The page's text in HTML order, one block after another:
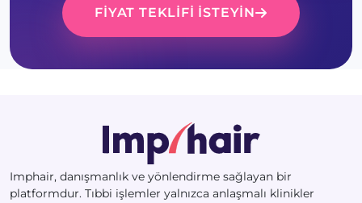
FIYAT TEKLIFI ISTEYIN
Imphair, danışmanlık ve yönlendirme sağlayan bir
platformdur. Tıbbi işlemler yalnızca anlaşmalı klinikler